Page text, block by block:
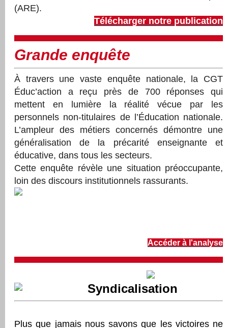
(ARE).
Télécharger notre publication
Grande enquête
À travers une vaste enquête nationale, la CGT
Éduc’action a reçu près de 700 réponses qui
mettent en lumière la réalité vécue par les
personnels non-titulaires de l’Éducation nationale.
L’ampleur des métiers concernés démontre une
généralisation de la précarité enseignante et
éducative, dans tous les secteurs.
Cette enquête révèle une situation préoccupante,
loin des discours institutionnels rassurants.
Accéder à l'analyse
Syndicalisation
Plus que jamais nous savons que les victoires ne